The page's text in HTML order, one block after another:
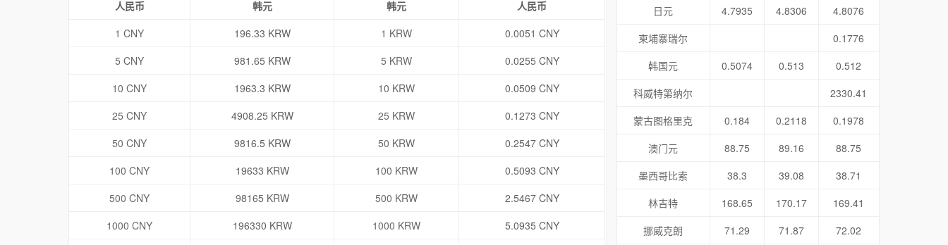
人民币 韩元 韩元
人民币
1 CNY
196.33 KRW 1 KRW
0.0051 CNY
5 CNY
981.65 KRW 5 KRW
0.0255 CNY
10 CNY
1963.3 KRW 10 KRW
0.0509 CNY
25 CNY
4908.25 KRW 25 KRW
0.1273 CNY
50 CNY
9816.5 KRW 50 KRW
0.2547 CNY
100 CNY
19633 KRW 100 KRW
0.5093 CNY
500 CNY
98165 KRW 500 KRW
2.5467 CNY
1000 CNY
196330 KRW 1000 KRW
5.0935 CNY
日元
4.7935 4.8306
4.8076
柬埔寨瑞尔
0.1776
韩国元
0.5074 0.513
0.512
科威特第纳尔
2330.41
蒙古图格里克
0.184 0.2118
0.1978
澳门元
88.75 89.16
88.75
墨西哥比索
38.3 39.08
38.71
林吉特
168.65 170.17
169.41
挪威克朗
71.29 71.87
72.02